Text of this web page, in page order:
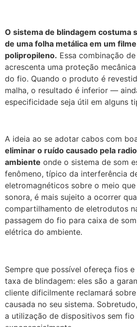
O sistema de blindagem costuma
de uma folha metálica em um
polipropileno. Essa combinação
acrescenta uma proteção
do fio. Quando o produto é
malha, o resultado é inferior —
especificidade seja útil em alguns
A ideia ao se adotar cabos com
eliminar o ruído causado pela
ambiente onde o sistema de som
fenômeno, típico da interferência
eletromagnéticos sobre o meio
sonora, é mais sujeito a ocorrer
compartilhamento de eletrodutos
passagem do fio para caixa de
elétrica do ambiente.
Sempre que possível ofereça fios
taxa de blindagem: eles são a
cliente dificilmente reclamará
causada no seu sistema.
a utilização de dispositivos sem fio